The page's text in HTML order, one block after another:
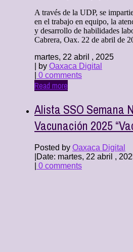
A través de la UDP, se
en el trabajo en equipo, la
y desarrollo de habilidades
Cabrera, Oax. 22 de abril de
martes, 22 abril , 2025
| by Oaxaca Digital
0 comments
Read more
Alista SSO Semana
Vacunación 2025
Posted by Oaxaca Digital
Date: martes, 22 abril ,
0 comments